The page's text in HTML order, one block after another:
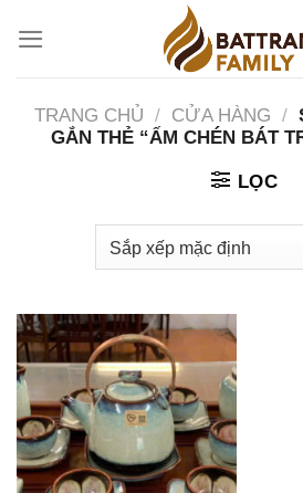
TRANG CHỦ / CỬA HÀNG /
GẮN THẺ “ẤM CHÉN BÁT
LỌC